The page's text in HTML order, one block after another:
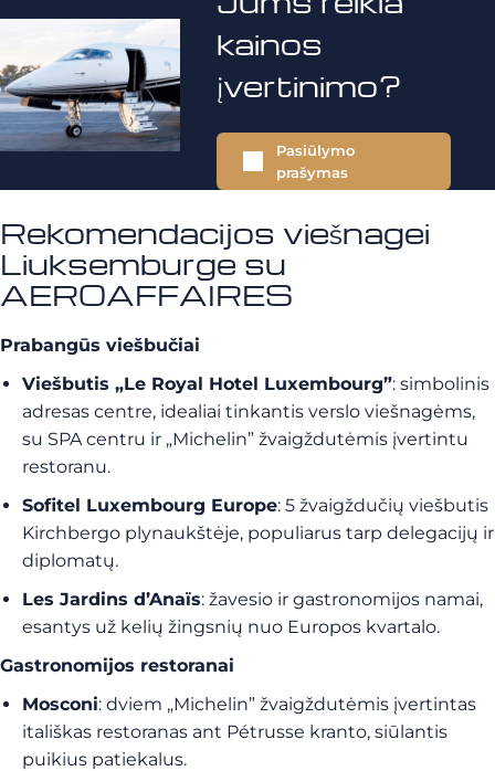
kainos
įvertinimo?
Pasiūlymo
prašymas
Rekomendacijos viešnagei
Liuksemburge su
AEROAFFAIRES
Prabangūs viešbučiai
Viešbutis „Le Royal Hotel Luxembourg”: simbolinis
adresas centre, idealiai tinkantis verslo viešnagėms,
su SPA centru ir „Michelin” žvaigždutėmis įvertintu
restoranu.
Sofitel Luxembourg Europe: 5 žvaigždučių viešbutis
Kirchbergo plynaukštėje, populiarus tarp delegacijų ir
diplomatų.
Les Jardins d’Anaïs: žavesio ir gastronomijos namai,
esantys už kelių žingsnių nuo Europos kvartalo.
Gastronomijos restoranai
Mosconi: dviem „Michelin” žvaigždutėmis įvertintas
itališkas restoranas ant Pétrusse kranto, siūlantis
puikius patiekalus.